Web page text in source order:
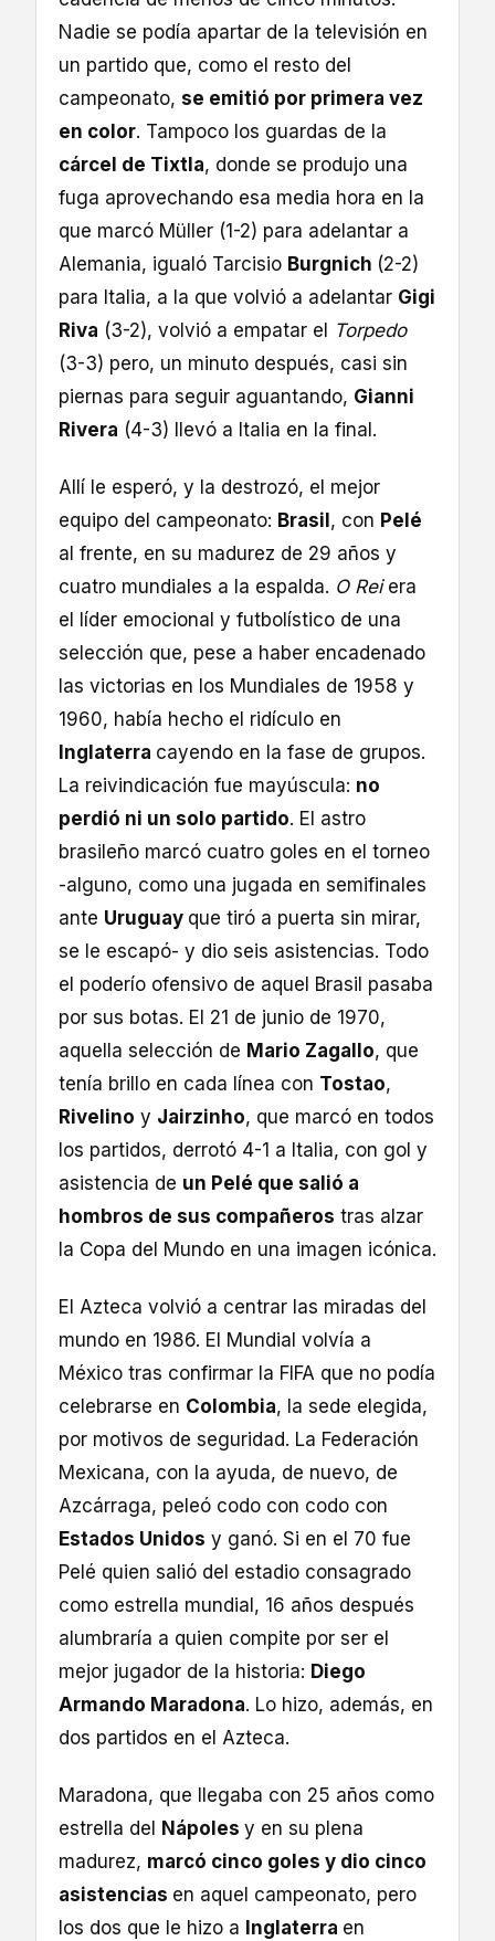
Nadie se podía apartar de la televisión en
un partido que, como el resto del
campeonato, se emitió por primera vez
en color. Tampoco los guardas de la
cárcel de Tixtla, donde se produjo una
fuga aprovechando esa media hora en la
que marcó Müller (1-2) para adelantar a
Alemania, igualó Tarcisio Burgnich (2-2)
para Italia, a la que volvió a adelantar Gigi
Riva (3-2), volvió a empatar el
Torpedo
(3-3) pero, un minuto después, casi sin
piernas para seguir aguantando, Gianni
Rivera (4-3) llevó a Italia en la final.
Allí le esperó, y la destrozó, el mejor
equipo del campeonato: Brasil , con Pelé
al frente, en su madurez de 29 años y
cuatro mundiales a la espalda. O Rei era
el líder emocional y futbolístico de una
selección que, pese a haber encadenado
las victorias en los Mundiales de 1958 y
1960, había hecho el ridículo en
Inglaterra cayendo en la fase de grupos.
La reivindicación fue mayúscula: no
perdió ni un solo partido. El astro
brasileño marcó cuatro goles en el torneo
-alguno, como una jugada en semifinales
ante Uruguay que tiró a puerta sin mirar,
se le escapó- y dio seis asistencias. Todo
el poderío ofensivo de aquel Brasil pasaba
por sus botas. El 21 de junio de 1970,
aquella selección de Mario Zagallo, que
tenía brillo en cada línea con Tostao,
Rivelino y Jairzinho, que marcó en todos
los partidos, derrotó 4-1 a Italia, con gol y
asistencia de un Pelé que salió a
hombros de sus compañeros tras alzar
la Copa del Mundo en una imagen icónica.
El Azteca volvió a centrar las miradas del
mundo en 1986. El Mundial volvía a
México tras confirmar la FIFA que no podía
celebrarse en Colombia, la sede elegida,
por motivos de seguridad. La Federación
Mexicana, con la ayuda, de nuevo, de
Azcárraga, peleó codo con codo con
Estados Unidos y ganó. Si en el 70 fue
Pelé quien salió del estadio consagrado
como estrella mundial, 16 años después
alumbraría a quien compite por ser el
mejor jugador de la historia: Diego
Armando Maradona. Lo hizo, además, en
dos partidos en el Azteca.
Maradona, que llegaba con 25 años como
estrella del
Nápoles y en su plena
madurez, marcó cinco goles y dio cinco
asistencias en aquel campeonato, pero
los dos que le hizo a Inglaterra en